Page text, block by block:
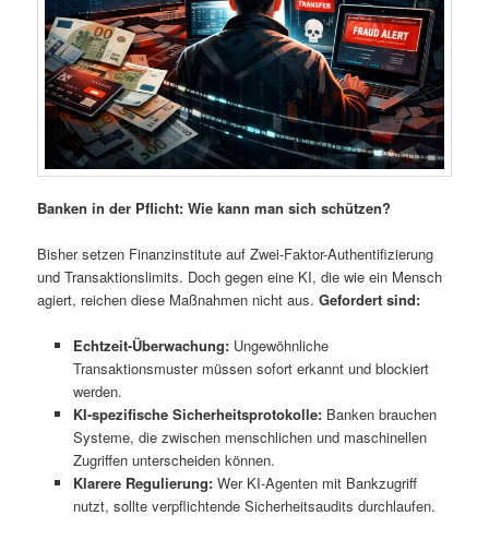
Banken in der Pflicht: Wie kann man sich schützen?
Bisher setzen Finanzinstitute auf Zwei-Faktor-Authentifizierung
und Transaktionslimits. Doch gegen eine KI, die wie ein Mensch
agiert, reichen diese Maßnahmen nicht aus.Gefordert sind:
Echtzeit-Überwachung:Ungewöhnliche
Transaktionsmuster müssen sofort erkannt und blockiert
werden.
KI-spezifische Sicherheitsprotokolle:Banken brauchen
Systeme, die zwischen menschlichen und maschinellen
Zugriffen unterscheiden können.
Klarere Regulierung:Wer KI-Agenten mit Bankzugriff
nutzt, sollte verpflichtende Sicherheitsaudits durchlaufen.